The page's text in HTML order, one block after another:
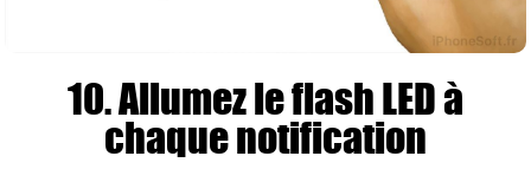
10. Allumez le flash LED à
chaque notification